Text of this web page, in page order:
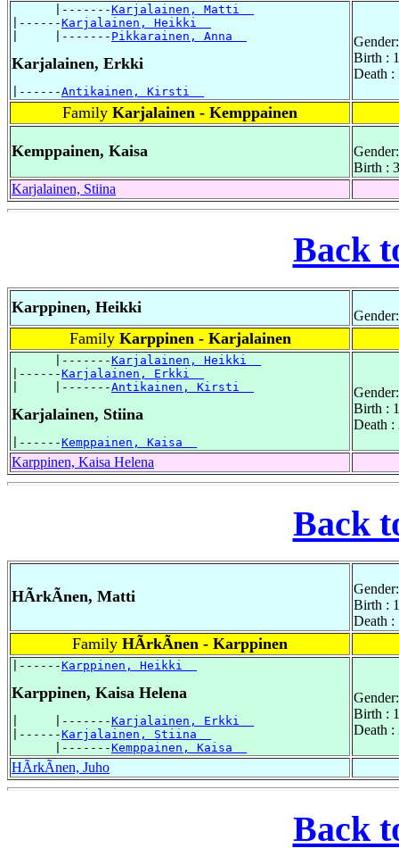
      |-------
Karjalainen, Matti
|------Karjalainen, Heikki
|     |------- Pikkarainen, Anna
Karjalainen, Erkki
|------Antikainen, Kirsti
Birth :
Death :
Family Karjalainen - Kemppainen
Kemppainen, Kaisa
Birth :
Karjalainen, Stiina
Back
Karppinen, Heikki
Family Karppinen - Karjalainen
      |-------
Karjalainen, Heikki
|------Karjalainen, Erkki
|     |-------Antikainen, Kirsti
Karjalainen, Stiina
|------Kemppainen, Kaisa
Birth :
Death :
Karppinen, Kaisa Helena
Back
HÃrkÃnen, Matti
Birth :
Death
Family HÃrkÃnen - Karppinen
|------Karppinen, Heikki
Karppinen, Kaisa Helena
|     |-------Karjalainen, Erkki
|------Karjalainen, Stiina
      |-------
Kemppainen, Kaisa
Birth :
Death :
HÃrkÃnen, Juho
Back